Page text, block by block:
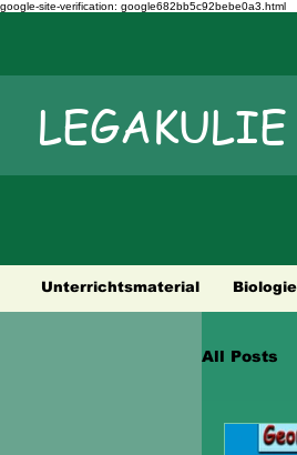
google-site-verification: google682bb5c92bebe0a3.html
LEGAKULIE
Unterrichtsmaterial Biologie
All Posts